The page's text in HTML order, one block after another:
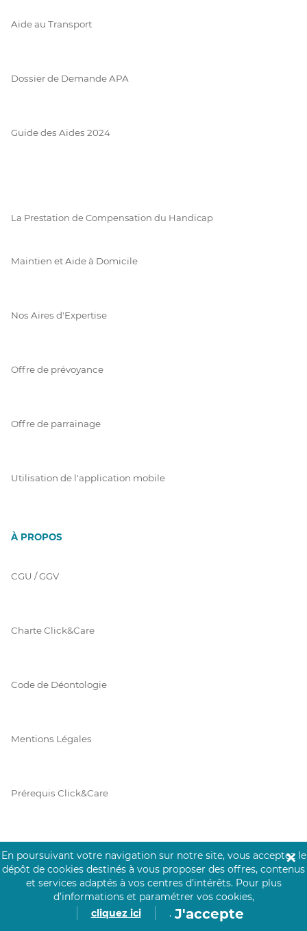
Aide au Transport
Dossier de Demande APA
Guide des Aides 2024
La Prestation de Compensation du Handicap
Maintien et Aide à Domicile
Nos Aires d'Expertise
Offre de prévoyance
Offre de parrainage
Utilisation de l'application mobile
À PROPOS
CGU / GGV
Charte Click&Care
Code de Déontologie
Mentions Légales
Prérequis Click&Care
Vie Privée
En poursuivant votre navigation sur notre site, vous acceptez le
dépôt de cookies destinés à vous proposer des offres, contenus
et services adaptés à vos centres d’intérêts. Pour plus
d’informations et paramétrer vos cookies,
cliquez ici
. J'accepte
✕